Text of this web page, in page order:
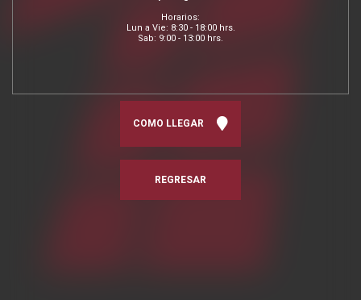
Horarios:
Lun a Vie: 8:30 - 18:00 hrs.
Sab: 9:00 - 13:00 hrs.
COMO LLEGAR
REGRESAR